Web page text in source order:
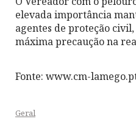
elevada importância
agentes de proteção
máxima precaução na
Fonte: www.cm-
Geral